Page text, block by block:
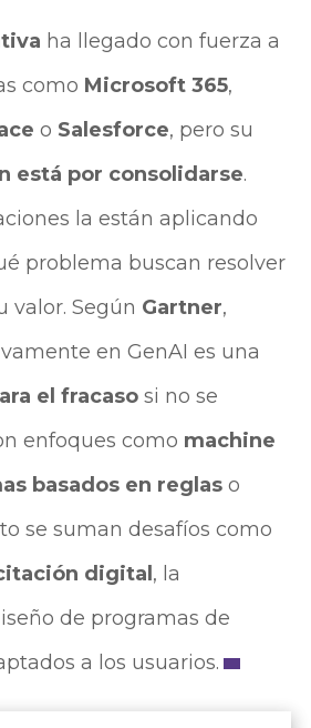
ha llegado con fuerza a
como Microsoft 365,
o Salesforce, pero su
está por consolidarse.
la están aplicando
problema buscan resolver
valor. Según Gartner,
en GenAI es una
el fracaso si no se
enfoques como machine
basados en reglas o
se suman desafíos como
digital, la
de programas de
a los usuarios.